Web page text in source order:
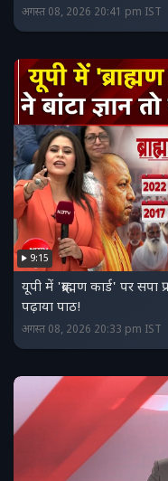
अगस्त 08, 2026 20:41 pm IST
9:15
यूपी में 'ब्राह्मण कार्ड' पर सपा
पढ़ाया पाठ!
अगस्त 08, 2026 20:33 pm IST